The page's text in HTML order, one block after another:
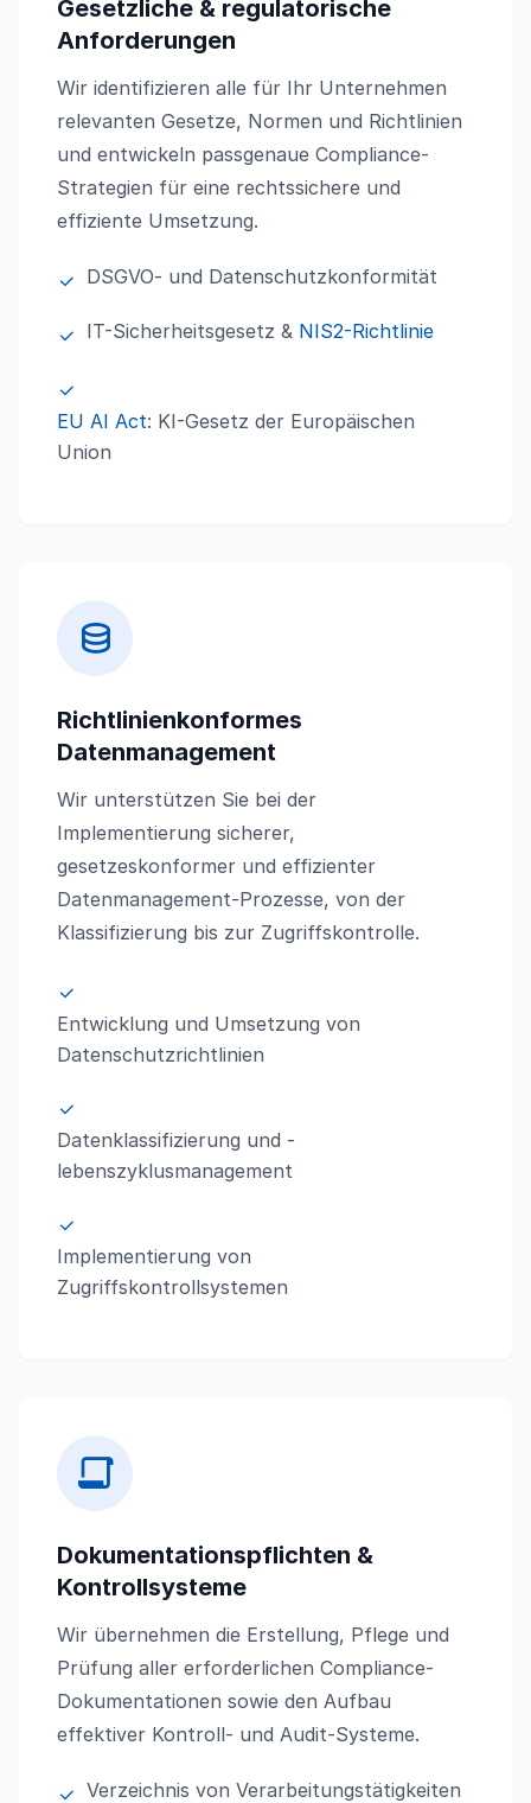
Gesetzliche & regulatorische
Anforderungen
Wir identifizieren alle für Ihr Unternehmen
relevanten Gesetze, Normen und Richtlinien
und entwickeln passgenaue Compliance-
Strategien für eine rechtssichere und
effiziente Umsetzung.
DSGVO- und Datenschutzkonformität
IT-Sicherheitsgesetz & NIS2-Richtlinie
EU AI Act: KI-Gesetz der Europäischen
Union
Richtlinienkonformes
Datenmanagement
Wir unterstützen Sie bei der
Implementierung sicherer,
gesetzeskonformer und effizienter
Datenmanagement-Prozesse, von der
Klassifizierung bis zur Zugriffskontrolle.
Entwicklung und Umsetzung von
Datenschutzrichtlinien
Datenklassifizierung und -
lebenszyklusmanagement
Implementierung von
Zugriffskontrollsystemen
Dokumentationspflichten &
Kontrollsysteme
Wir übernehmen die Erstellung, Pflege und
Prüfung aller erforderlichen Compliance-
Dokumentationen sowie den Aufbau
effektiver Kontroll- und Audit-Systeme.
Verzeichnis von Verarbeitungstätigkeiten